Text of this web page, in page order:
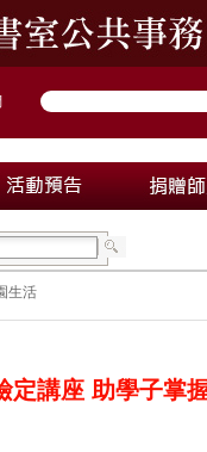
生活
定講座 助學子掌